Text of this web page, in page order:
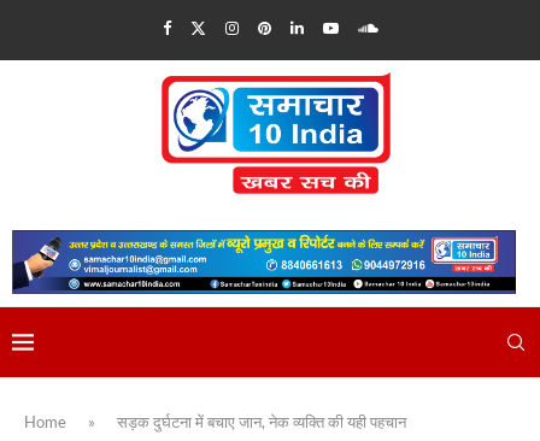
Home » सड़क दुर्घटना में बचाए जान, नेक व्यक्ति की यही पहचान